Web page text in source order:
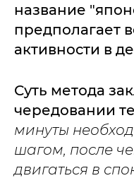
название
предполагает
активности в
Суть метода
чередовании
минуты
шагом, после
двигаться в